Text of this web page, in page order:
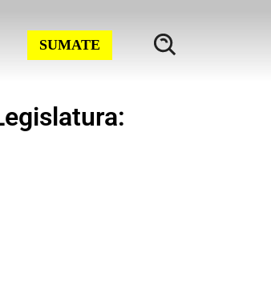
SUMATE